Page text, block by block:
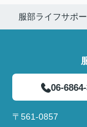
服部ライフサポ
06-
〒561-0857